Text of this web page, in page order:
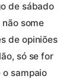
de sábado
some
de opiniões
só se for
o sampaio